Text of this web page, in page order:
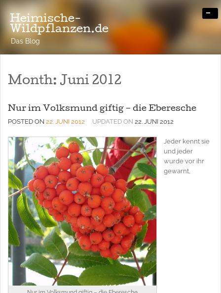
Heimische-
Wildpflanzen.de
Das Blog
-
Month: Juni 2012
Nur im Volksmund giftig – die Eberesche
POSTED ON 22. JUNI 2012 UPDATED ON 22. JUNI 2012
Jeder kennt sie
und jeder
wurde vor ihr
gewarnt,